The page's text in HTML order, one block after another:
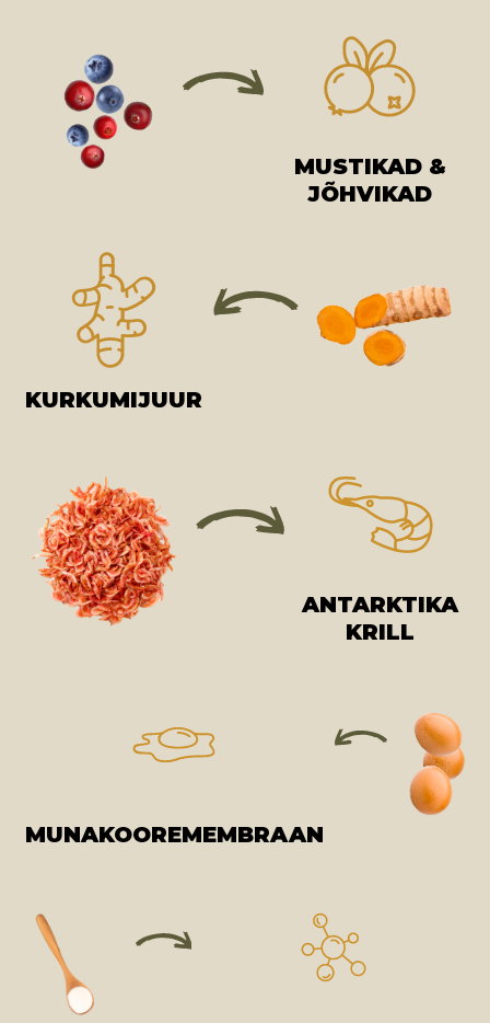
MUSTIKAD &
JÕHVIKAD
KURKUMIJUUR
ANTARKTIKA
KRILL
MUNAKOOREMEMBRAAN